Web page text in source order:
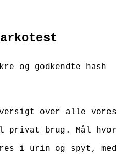
og godkendte hash
over alle vores
brug. Mål hvor
i urin og spyt, med